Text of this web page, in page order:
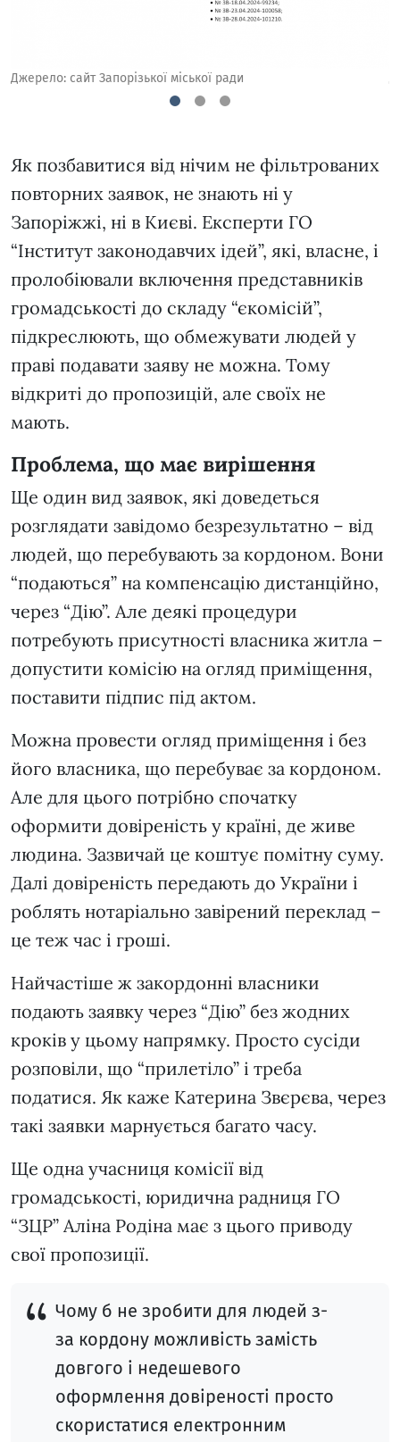
Джерело: сайт Запорізької міської ради
Як позбавитися від нічим не фільтрованих
повторних заявок, не знають ні у
Запоріжжі, ні в Києві. Експерти ГО
“Інститут законодавчих ідей”, які, власне, і
пролобіювали включення представників
громадськості до складу “єкомісій”,
підкреслюють, що обмежувати людей у
праві подавати заяву не можна. Тому
відкриті до пропозицій, але своїх не
мають.
Проблема, що має вирішення
Ще один вид заявок, які доведеться
розглядати завідомо безрезультатно – від
людей, що перебувають за кордоном. Вони
“подаються” на компенсацію дистанційно,
через “Дію”. Але деякі процедури
потребують присутності власника житла –
допустити комісію на огляд приміщення,
поставити підпис під актом.
Можна провести огляд приміщення і без
його власника, що перебуває за кордоном.
Але для цього потрібно спочатку
оформити довіреність у країні, де живе
людина. Зазвичай це коштує помітну суму.
Далі довіреність передають до України і
роблять нотаріально завірений переклад –
це теж час і гроші.
Найчастіше ж закордонні власники
подають заявку через “Дію” без жодних
кроків у цьому напрямку. Просто сусіди
розповіли, що “прилетіло” і треба
податися. Як каже Катерина Звєрєва, через
такі заявки марнується багато часу.
Ще одна учасниця комісії від
громадськості, юридична радниця ГО
“ЗЦР” Аліна Родіна має з цього приводу
свої пропозиції.
Чому б не зробити для людей з-
за кордону можливість замість
довгого і недешевого
оформлення довіреності просто
скористатися електронним